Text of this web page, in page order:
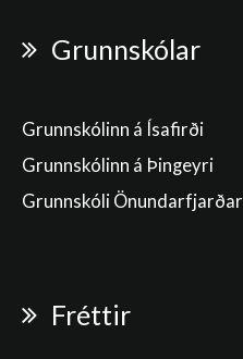
Grunnskólar
Grunnskólinn á Ísafirði
Grunnskólinn á Þingeyri
Grunnskóli Önundarfjarðar
Fréttir